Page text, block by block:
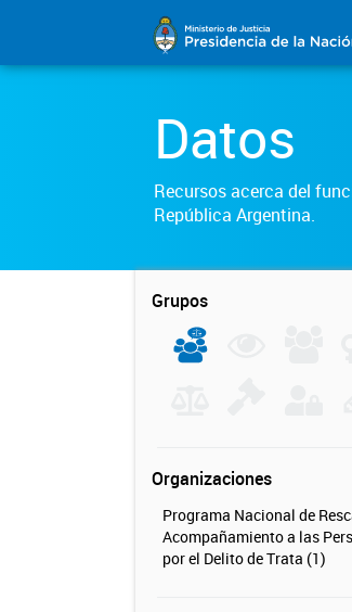
Datos
Recursos acerca del
República Argentina.
Grupos
Organizaciones
Programa Nacional de
Acompañamiento a las
por el Delito de Trata (1)